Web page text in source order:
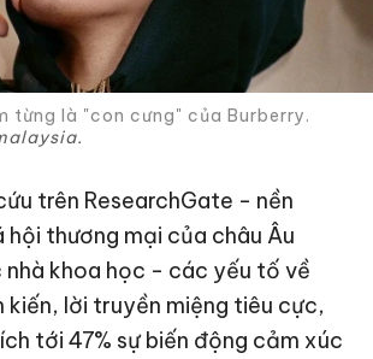
từng là "con cưng" của Burberry.
trên ResearchGate - nền
hội thương mại của châu Âu
nhà khoa học - các yếu tố về
kiến, lời truyền miệng tiêu cực,
tới 47% sự biến động cảm xúc